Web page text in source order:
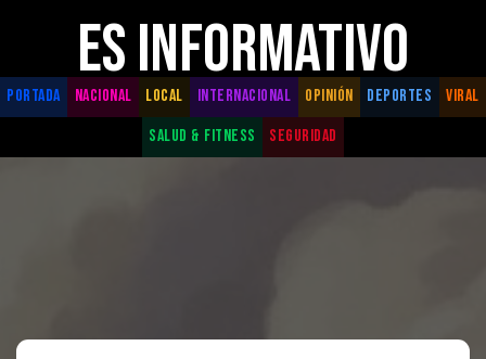
ES INFORMATIVO
PORTADA NACIONAL LOCAL INTERNACIONAL OPINIÓN DEPORTES
VIRAL
SALUD & FITNESS
SEGURIDAD